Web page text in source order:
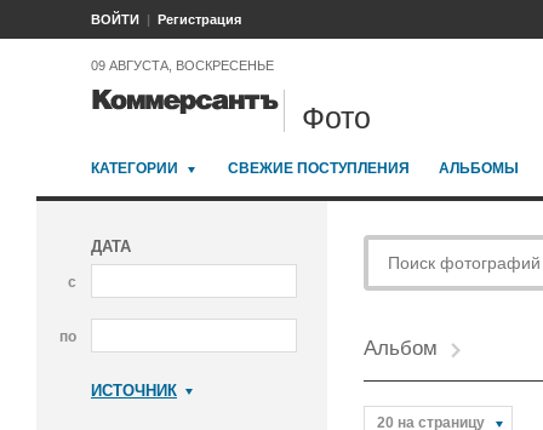
ВОЙТИ Регистрация
09 АВГУСТА, ВОСКРЕСЕНЬЕ
Фото
КАТЕГОРИИ СВЕЖИЕ ПОСТУПЛЕНИЯ АЛЬБОМЫ
ДАТА
с
по
ИСТОЧНИК
Альбом
20 на страницу